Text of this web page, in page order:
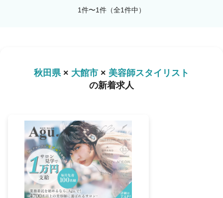
1件〜1件（全1件中）
秋田県× 大館市 × 美容師スタイリスト
の新着求人